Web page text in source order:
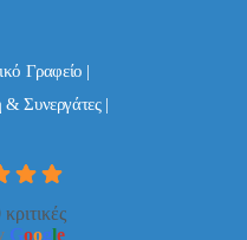
Γραφείο |
Συνεργάτες |
Google